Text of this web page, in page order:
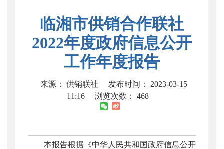
临湘市供销合作联社
2022年度政府信息公开
工作年度报告
来源： 供销联社
发布时间： 2023-03-15
11:16
浏览次数： 468
本报告根据《中华人民共和国政府信息公开